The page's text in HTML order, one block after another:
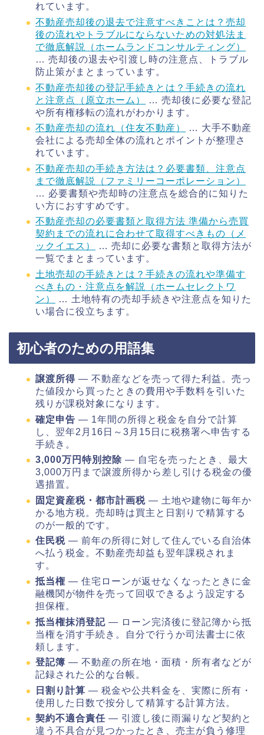
れています。
不動産売却後の退去で注意すべきことは？売却
後の流れやトラブルにならないための対処法ま
で徹底解説（ホームランドコンサルティング）
… 売却後の退去や引渡し時の注意点、トラブル
防止策がまとまっています。
不動産売却後の登記手続きとは？手続きの流れ
と注意点（原立ホーム）
… 売却後に必要な登記
や所有権移転の流れがわかります。
不動産売却の流れ（住友不動産）
… 大手不動産
会社による売却全体の流れとポイントが整理さ
れています。
不動産売却の手続き方法は？必要書類、注意点
まで徹底解説（ファミリーコーポレーション）
… 必要書類や売却時の注意点を総合的に知りた
い方におすすめです。
不動産売却の必要書類と取得方法 準備から売買
契約までの流れに合わせて取得すべきもの（メ
ックイエス）
… 売却に必要な書類と取得方法が
一覧でまとまっています。
土地売却の手続きとは？手続きの流れや準備す
べきもの・注意点を解説（ホームセレクトワ
ン）
… 土地特有の売却手続きや注意点を知りた
い場合に役立ちます。
初心者のための用語集
譲渡所得 ― 不動産などを売って得た利益。売っ
た値段から買ったときの費用や手数料を引いた
残りが課税対象になります。
確定申告 ― 1年間の所得と税金を自分で計算
し、翌年2月16日～3月15日に税務署へ申告する
手続き。
3,000万円特別控除 ― 自宅を売ったとき、最大
3,000万円まで譲渡所得から差し引ける税金の優
遇措置。
固定資産税・都市計画税 ― 土地や建物に毎年か
かる地方税。売却時は買主と日割りで精算する
のが一般的です。
住民税 ― 前年の所得に対して住んでいる自治体
へ払う税金。不動産売却益も翌年課税されま
す。
抵当権 ― 住宅ローンが返せなくなったときに金
融機関が物件を売って回収できるよう設定する
担保権。
抵当権抹消登記 ― ローン完済後に登記簿から抵
当権を消す手続き。自分で行うか司法書士に依
頼します。
登記簿 ― 不動産の所在地・面積・所有者などが
記録された公的な台帳。
日割り計算 ― 税金や公共料金を、実際に所有・
使用した日数で按分して精算する計算方法。
契約不適合責任 ― 引渡し後に雨漏りなど契約と
違う不具合が見つかったとき、売主が負う修理